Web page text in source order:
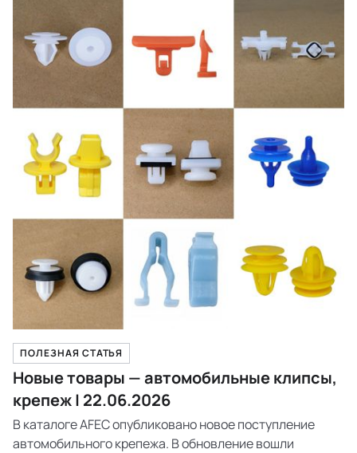
ПОЛЕЗНАЯ СТАТЬЯ
Новые товары — автомобильные клипсы,
крепеж | 22.06.2026
В каталоге AFEC опубликовано новое поступление
автомобильного крепежа. В обновление вошли